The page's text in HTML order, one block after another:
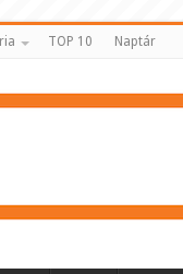
TOP 10 Naptár